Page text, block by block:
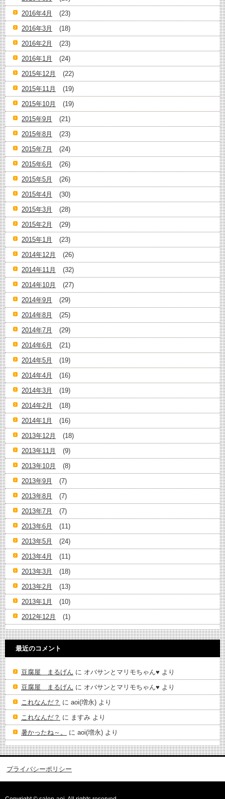
2016年4月
(23)
2016年3月
(18)
2016年2月
(23)
2016年1月
(24)
2015年12月
(22)
2015年11月
(19)
2015年10月
(19)
2015年9月
(21)
2015年8月
(23)
2015年7月
(24)
2015年6月
(26)
2015年5月
(26)
2015年4月
(30)
2015年3月
(28)
2015年2月
(29)
2015年1月
(23)
2014年12月
(26)
2014年11月
(32)
2014年10月
(27)
2014年9月
(29)
2014年8月
(25)
2014年7月
(29)
2014年6月
(21)
2014年5月
(19)
2014年4月
(16)
2014年3月
(19)
2014年2月
(18)
2014年1月
(16)
2013年12月
(18)
2013年11月
(9)
2013年10月
(8)
2013年9月
(7)
2013年8月
(7)
2013年7月
(7)
2013年6月
(11)
2013年5月
(24)
2013年4月
(11)
2013年3月
(18)
2013年2月
(13)
2013年1月
(10)
2012年12月
(1)
最近のコメント
豆腐屋 まるげん に オバサンとマリモちゃん♥️ より
豆腐屋 まるげん に オバサンとマリモちゃん♥️ より
これなんだ？ に aoi(増永) より
これなんだ？ に ますみ より
暑かったね～。
に aoi(増永) より
プライバシーポリシー